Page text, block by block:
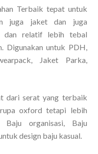
Terbaik tepat untuk
juga jaket dan juga
dan relatif lebih tebal
Digunakan untuk PDH,
Jaket Parka,
dari serat yang terbaik
oxford tetapi lebih
Baju organisasi, Baju
design baju kasual.